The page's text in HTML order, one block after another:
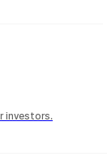
investors.